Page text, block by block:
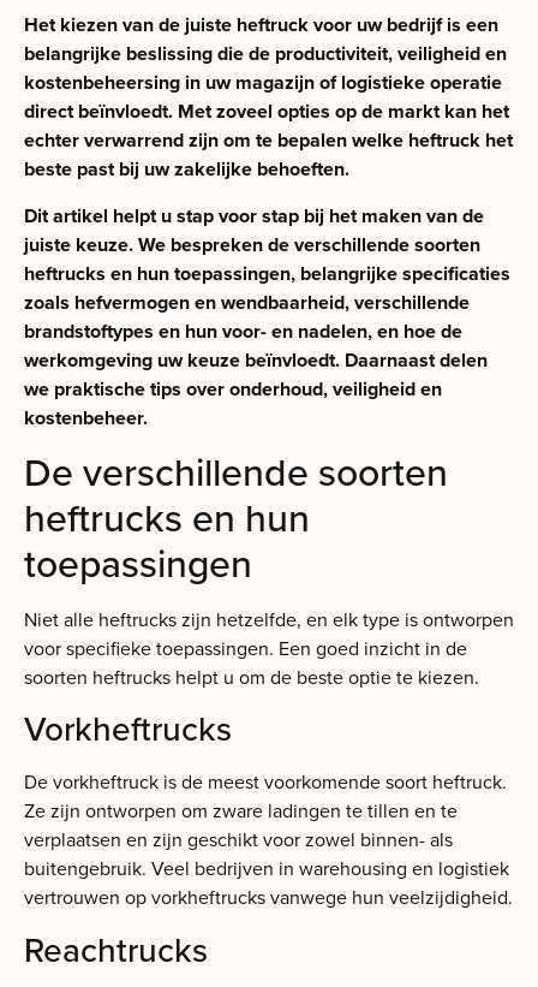
Het kiezen van de juiste heftruck voor uw bedrijf is een
belangrijke beslissing die de productiviteit, veiligheid en
kostenbeheersing in uw magazijn of logistieke operatie
direct beïnvloedt. Met zoveel opties op de markt kan het
echter verwarrend zijn om te bepalen welke heftruck het
beste past bij uw zakelijke behoeften.
Dit artikel helpt u stap voor stap bij het maken van de
juiste keuze. We bespreken de verschillende soorten
heftrucks en hun toepassingen, belangrijke specificaties
zoals hefvermogen en wendbaarheid, verschillende
brandstoftypes en hun voor- en nadelen, en hoe de
werkomgeving uw keuze beïnvloedt. Daarnaast delen
we praktische tips over onderhoud, veiligheid en
kostenbeheer.
De verschillende soorten
heftrucks en hun
toepassingen
Niet alle heftrucks zijn hetzelfde, en elk type is ontworpen
voor specifieke toepassingen. Een goed inzicht in de
soorten heftrucks helpt u om de beste optie te kiezen.
Vorkheftrucks
De vorkheftruck is de meest voorkomende soort heftruck.
Ze zijn ontworpen om zware ladingen te tillen en te
verplaatsen en zijn geschikt voor zowel binnen- als
buitengebruik. Veel bedrijven in warehousing en logistiek
vertrouwen op vorkheftrucks vanwege hun veelzijdigheid.
Reachtrucks